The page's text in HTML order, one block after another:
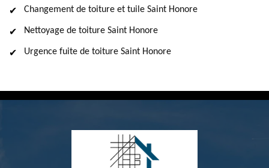
Changement de toiture et tuile Saint Honore
Nettoyage de toiture Saint Honore
Urgence fuite de toiture Saint Honore